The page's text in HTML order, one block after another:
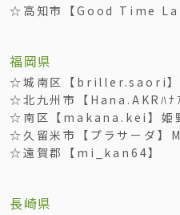
☆高知市【Good Time
福岡県
☆城南区【briller.saori】
☆北九州市【Hana.AKRﾊﾅ
☆南区【makana.kei】姫
☆久留米市【プラサーダ】
☆遠賀郡【mi_kan64】
長崎県